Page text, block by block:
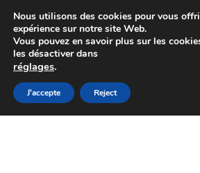
Colissimo livraison à
Du lundi au vendredi
Aller
à
Aller
au
Nous utilisons des cookies pour vous
expérience sur notre site Web.
Vous pouvez en savoir plus sur les
les désactiver dans
réglages.
J'accepte Reject